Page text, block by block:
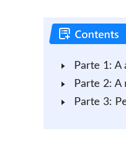
Parte 1: A
Parte 2: A
Parte 3: